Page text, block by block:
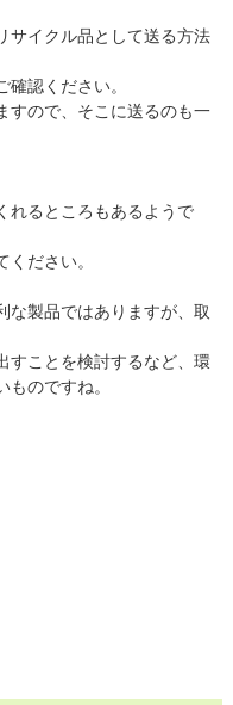
サイクル品として送る方法
認ください。
すので、そこに送るのも一
れるところもあるようで
ださい。
な製品ではありますが、取
すことを検討するなど、環
のですね。